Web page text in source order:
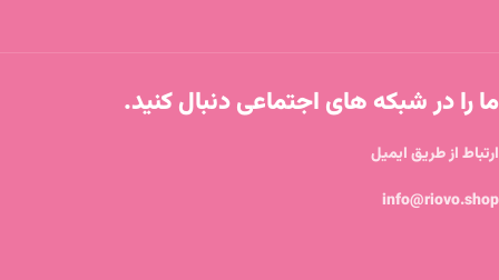
ما را در شبکه های اجتماعی دنبال کنید.
ارتباط از طریق ایمیل
info@riovo.shop